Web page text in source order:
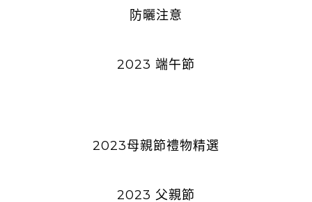
防曬注意
2023 端午節
2023母親節禮物精選
2023 父親節